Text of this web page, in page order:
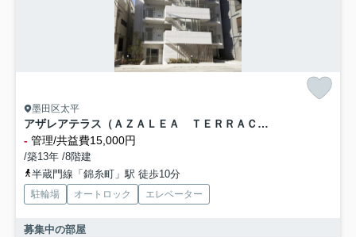
墨田区太平
アザレアテラス（ＡＺＡＬＥＡ ＴＥＲＲＡＣＥ）
- 管理/共益費15,000円
/築13年 /8階建
半蔵門線「錦糸町」駅 徒歩10分
駐輪場 オートロック エレベーター
募集中の部屋